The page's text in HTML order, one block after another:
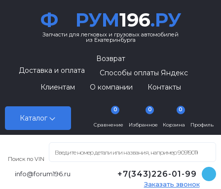
Ф РУМ196.РУ
Запчасти для легковых и грузовых автомобилей
из Екатеринбурга
Каталог
Возврат
Доставка и оплата
Способы оплаты Яндекс
Клиентам
О компании Контакты
Сравнение
0
Избранное
0
Корзина
0
Профиль
Поиск по VIN
info@forum196.ru +7(343)226-01-99
Заказать звонок